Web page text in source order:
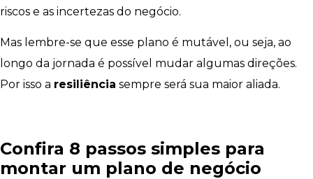
riscos e as incertezas do negócio.
Mas lembre-se que esse plano é mutável, ou seja, ao
longo da jornada é possível mudar algumas direções.
Por isso a resiliência sempre será sua maior aliada.
Confira 8 passos simples para
montar um plano de negócio